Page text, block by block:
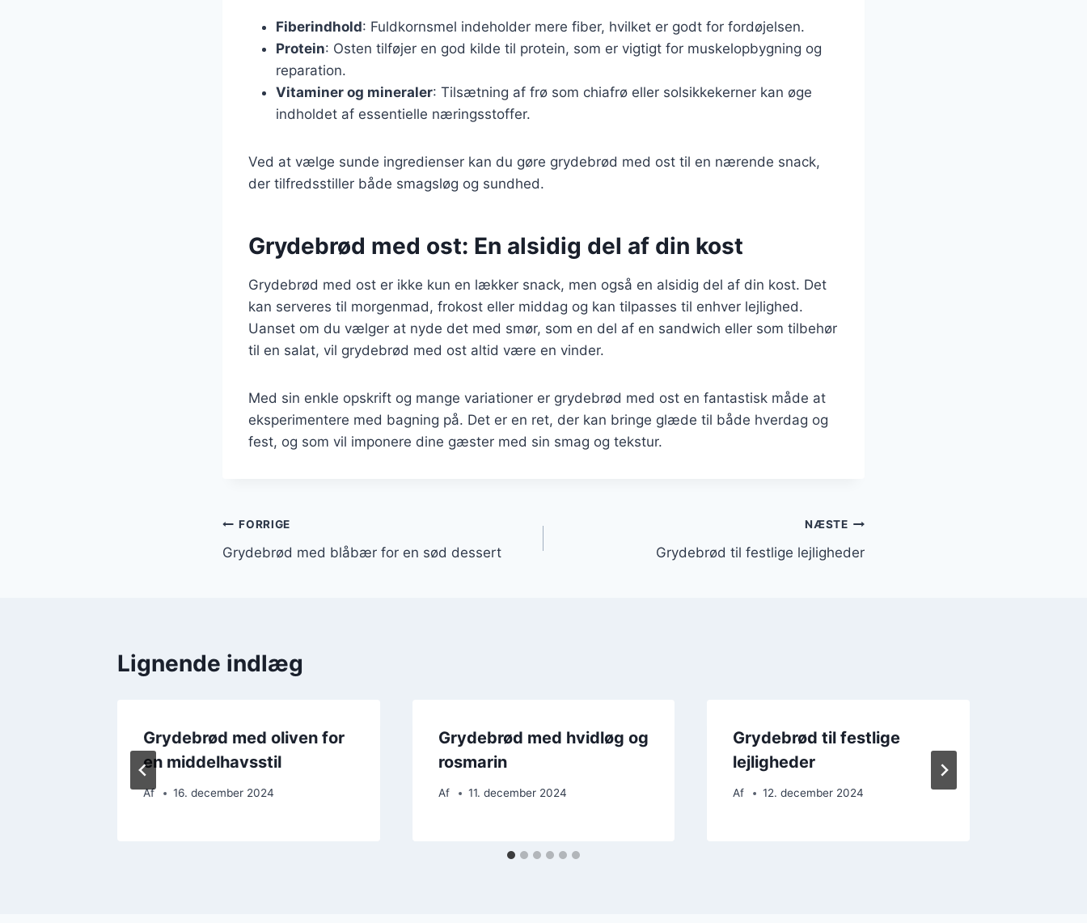
Fiberindhold: Fuldkornsmel indeholder mere fiber, hvilket er godt for fordøjelsen.
Protein: Osten tilføjer en god kilde til protein, som er vigtigt for muskelopbygning og
reparation.
Vitaminer og mineraler: Tilsætning af frø som chiafrø eller solsikkekerner kan øge
indholdet af essentielle næringsstoffer.
Ved at vælge sunde ingredienser kan du gøre grydebrød med ost til en nærende snack,
der tilfredsstiller både smagsløg og sundhed.
Grydebrød med ost: En alsidig del af din kost
Grydebrød med ost er ikke kun en lækker snack, men også en alsidig del af din kost. Det
kan serveres til morgenmad, frokost eller middag og kan tilpasses til enhver lejlighed.
Uanset om du vælger at nyde det med smør, som en del af en sandwich eller som tilbehør
til en salat, vil grydebrød med ost altid være en vinder.
Med sin enkle opskrift og mange variationer er grydebrød med ost en fantastisk måde at
eksperimentere med bagning på. Det er en ret, der kan bringe glæde til både hverdag og
fest, og som vil imponere dine gæster med sin smag og tekstur.
Indlægsnavigation
FORRIGE
Grydebrød med blåbær for en sød dessert
NÆSTE
Grydebrød til festlige lejligheder
Lignende indlæg
Grydebrød med oliven for
en middelhavsstil
Af 16. december 2024
Grydebrød med hvidløg og
rosmarin
Af 11. december 2024
Grydebrød til festlige
lejligheder
Af 12. december 2024